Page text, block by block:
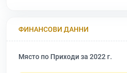
ФИНАНСОВИ ДАННИ
Място по Приходи за 2022 г.